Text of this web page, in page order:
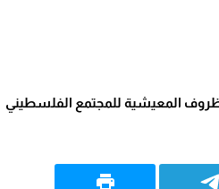
المعيشية للمجتمع الفلسطيني